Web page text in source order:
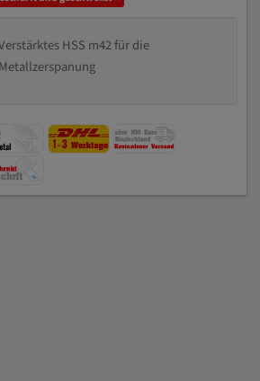
HSS m42 für die
Metallzerspanung